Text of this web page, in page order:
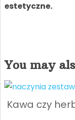
estetyczne.
You may
Kawa czy